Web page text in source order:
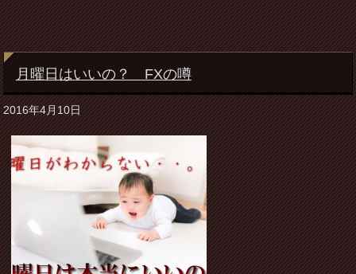
月曜日はいいの？ FXの噂
2016年4月10日